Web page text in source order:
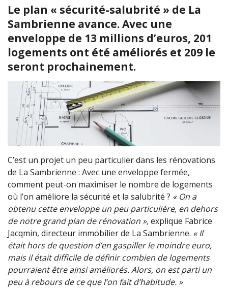
Le plan « sécurité-salubrité » de La
Sambrienne avance. Avec une
enveloppe de 13 millions d’euros, 201
logements ont été améliorés et 209 le
seront prochainement.
C’est un projet un peu particulier dans les rénovations
de La Sambrienne : Avec une enveloppe fermée,
comment peut-on maximiser le nombre de logements
où l’on améliore la sécurité et la salubrité ? « On a
obtenu cette enveloppe un peu particulière, en dehors
de notre grand plan de rénovation »,explique Fabrice
Jacqmin, directeur immobilier de La Sambrienne. « Il
était hors de question d’en gaspiller le moindre euro,
mais il était difficile de définir combien de logements
pourraient être ainsi améliorés. Alors, on est parti un
peu à rebours de ce que l’on fait d’habitude. »